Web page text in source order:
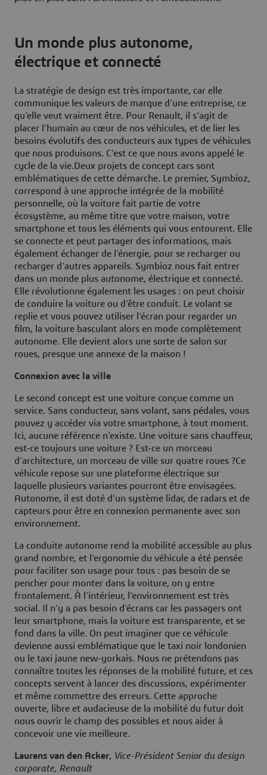
Un monde plus autonome,
électrique et connecté
La stratégie de design est très importante, car elle
communique les valeurs de marque d’une entreprise, ce
qu’elle veut vraiment être. Pour Renault, il s’agit de
placer l’humain au cœur de nos véhicules, et de lier les
besoins évolutifs des conducteurs aux types de véhicules
que nous produisons. C’est ce que nous avons appelé le
cycle de la vie.Deux projets de concept cars sont
emblématiques de cette démarche. Le premier, Symbioz,
correspond à une approche intégrée de la mobilité
personnelle, où la voiture fait partie de votre
écosystème, au même titre que votre maison, votre
smartphone et tous les éléments qui vous entourent. Elle
se connecte et peut partager des informations, mais
également échanger de l’énergie, pour se recharger ou
recharger d’autres appareils. Symbioz nous fait entrer
dans un monde plus autonome, électrique et connecté.
Elle révolutionne également les usages : on peut choisir
de conduire la voiture ou d’être conduit. Le volant se
replie et vous pouvez utiliser l’écran pour regarder un
film, la voiture basculant alors en mode complètement
autonome. Elle devient alors une sorte de salon sur
roues, presque une annexe de la maison !
Connexion avec la ville
Le second concept est une voiture conçue comme un
service. Sans conducteur, sans volant, sans pédales, vous
pouvez y accéder via votre smartphone, à tout moment.
Ici, aucune référence n’existe. Une voiture sans chauffeur,
est-ce toujours une voiture ? Est-ce un morceau
d’architecture, un morceau de ville sur quatre roues ?Ce
véhicule repose sur une plateforme électrique sur
laquelle plusieurs variantes pourront être envisagées.
Autonome, il est doté d’un système lidar, de radars et de
capteurs pour être en connexion permanente avec son
environnement.
La conduite autonome rend la mobilité accessible au plus
grand nombre, et l’ergonomie du véhicule a été pensée
pour faciliter son usage pour tous : pas besoin de se
pencher pour monter dans la voiture, on y entre
frontalement. À l’intérieur, l’environnement est très
social. Il n’y a pas besoin d’écrans car les passagers ont
leur smartphone, mais la voiture est transparente, et se
fond dans la ville. On peut imaginer que ce véhicule
devienne aussi emblématique que le taxi noir londonien
ou le taxi jaune new-yorkais. Nous ne prétendons pas
connaître toutes les réponses de la mobilité future, et ces
concepts servent à lancer des discussions, expérimenter
et même commettre des erreurs. Cette approche
ouverte, libre et audacieuse de la mobilité du futur doit
nous ouvrir le champ des possibles et nous aider à
concevoir une vie meilleure.
Laurens van den Acker, Vice-Président Senior du design
corporate, Renault